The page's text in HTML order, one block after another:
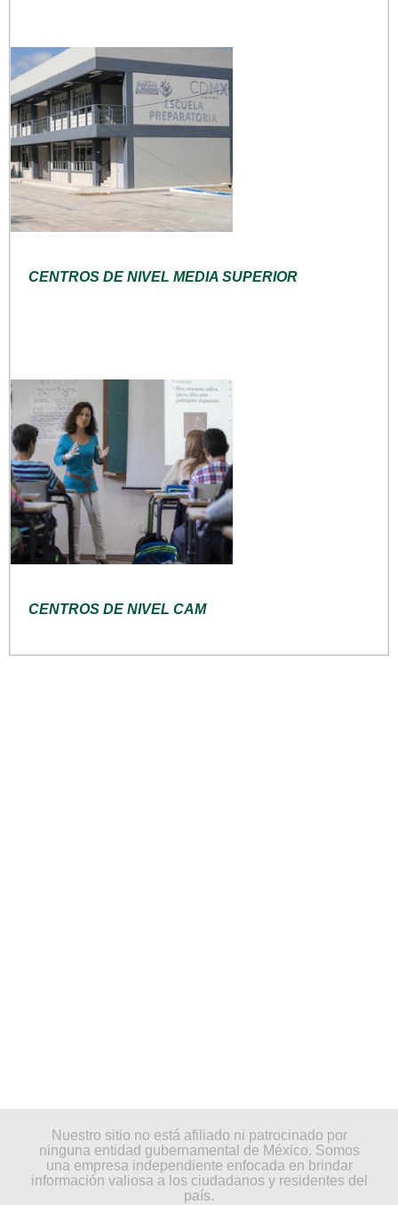
CENTROS DE NIVEL MEDIA SUPERIOR
CENTROS DE NIVEL CAM
Nuestro sitio no está afiliado ni patrocinado por
ninguna entidad gubernamental de México. Somos
una empresa independiente enfocada en brindar
información valiosa a los ciudadanos y residentes del
país.